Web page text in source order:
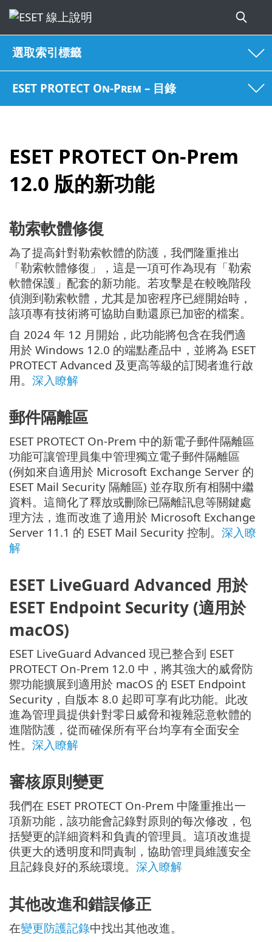
選取索引標籤
ESET PROTECT On-Prem – 目錄
ESET PROTECT On-Prem
12.0 版的新功能
勒索軟體修復
為了提高針對勒索軟體的防護，我們隆重推出
「勒索軟體修復」，這是一項可作為現有「勒索
軟體保護」配套的新功能。若攻擊是在較晚階段
偵測到勒索軟體，尤其是加密程序已經開始時，
該項專有技術將可協助自動還原已加密的檔案。
自 2024 年 12 月開始，此功能將包含在我們適
用於 Windows 12.0 的端點產品中，並將為 ESET
PROTECT Advanced 及更高等級的訂閱者進行啟
用。 深入瞭解
郵件隔離區
ESET PROTECT On-Prem 中的新電子郵件隔離區
功能可讓管理員集中管理獨立電子郵件隔離區
(例如來自適用於 Microsoft Exchange Server 的
ESET Mail Security 隔離區) 並存取所有相關中繼
資料。這簡化了釋放或刪除已隔離訊息等關鍵處
理方法，進而改進了適用於 Microsoft Exchange
Server 11.1 的 ESET Mail Security 控制。 深入瞭
解
ESET LiveGuard Advanced 用於
ESET Endpoint Security (適用於
macOS)
ESET LiveGuard Advanced 現已整合到 ESET
PROTECT On-Prem 12.0 中，將其強大的威脅防
禦功能擴展到適用於 macOS 的 ESET Endpoint
Security，自版本 8.0 起即可享有此功能。此改
進為管理員提供針對零日威脅和複雜惡意軟體的
進階防護，從而確保所有平台均享有全面安全
性。 深入瞭解
審核原則變更
我們在 ESET PROTECT On-Prem 中隆重推出一
項新功能，該功能會記錄對原則的每次修改，包
括變更的詳細資料和負責的管理員。這項改進提
供更大的透明度和問責制，協助管理員維護安全
且記錄良好的系統環境。 深入瞭解
其他改進和錯誤修正
在變更防護記錄中找出其他改進。